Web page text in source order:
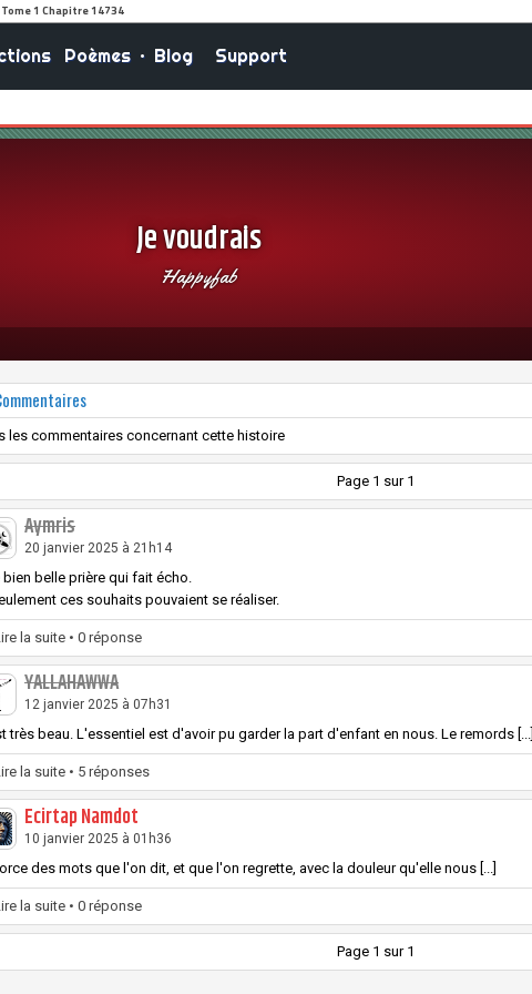
Poèmes• Blog Support
Je voudrais
Happyfab
les commentaires concernant cette histoire
Page 1 sur 1
Aymris
20 janvier 2025 à 21h14
bien belle prière qui fait écho.
ces souhaits pouvaient se réaliser.
la suite • 0 réponse
YALLAHAWWA
12 janvier 2025 à 07h31
très beau. L'essentiel est d'avoir pu garder la part d'enfant en nous. Le remords [...]
la suite • 5 réponses
Ecirtap Namdot
10 janvier 2025 à 01h36
des mots que l'on dit, et que l'on regrette, avec la douleur qu'elle nous [...]
la suite • 0 réponse
Page 1 sur 1